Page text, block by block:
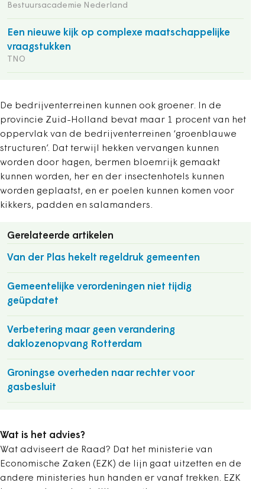
Bestuursacademie Nederland
Een nieuwe kijk op complexe maatschappelijke
vraagstukken
TNO
De bedrijventerreinen kunnen ook groener. In de
provincie Zuid-Holland bevat maar 1 procent van het
oppervlak van de bedrijventerreinen ‘groenblauwe
structuren’. Dat terwijl hekken vervangen kunnen
worden door hagen, bermen bloemrijk gemaakt
kunnen worden, her en der insectenhotels kunnen
worden geplaatst, en er poelen kunnen komen voor
kikkers, padden en salamanders.
Gerelateerde artikelen
Van der Plas hekelt regeldruk gemeenten
Gemeentelijke verordeningen niet tijdig
geüpdatet
Verbetering maar geen verandering
daklozenopvang Rotterdam
Groningse overheden naar rechter voor
gasbesluit
Wat is het advies?
Wat adviseert de Raad? Dat het ministerie van
Economische Zaken (EZK) de lijn gaat uitzetten en de
andere ministeries hun handen er vanaf trekken. EZK